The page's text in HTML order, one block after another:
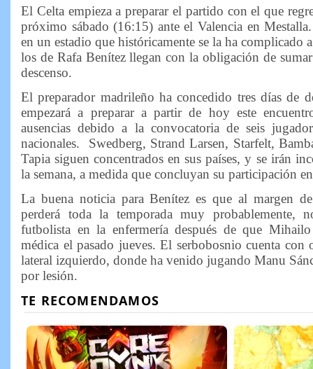
El Celta empieza a preparar el partido con el que
próximo sábado (16:15) ante el Valencia en
en un estadio que históricamente se la ha complicado
los de Rafa Benítez llegan con la obligación de
descenso.
El preparador madrileño ha concedido tres días de
empezará a preparar a partir de hoy este
ausencias debido a la convocatoria de seis
nacionales. Swedberg, Strand Larsen, Starfelt,
Tapia siguen concentrados en sus países, y se irán
la semana, a medida que concluyan su participación
La buena noticia para Benítez es que al margen
perderá toda la temporada muy probablemente,
futbolista en la enfermería después de que
médica el pasado jueves. El serbobosnio cuenta con
lateral izquierdo, donde ha venido jugando Manu
por lesión.